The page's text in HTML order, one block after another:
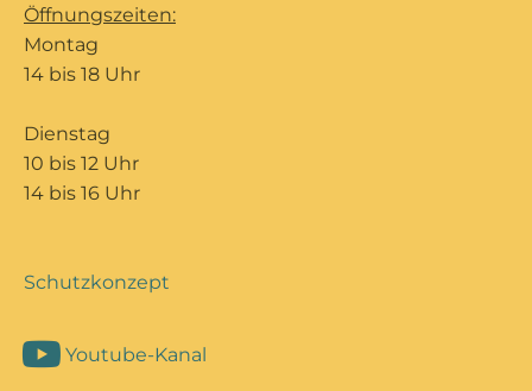
Öffnungszeiten:
Montag
14 bis 18 Uhr
Dienstag
10 bis 12 Uhr
14 bis 16 Uhr
Schutzkonzept
Youtube-Kanal